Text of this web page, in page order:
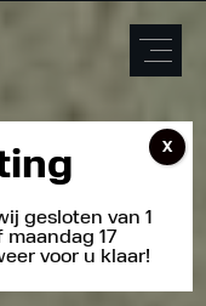
gesloten van 1
17
voor u klaar!
X